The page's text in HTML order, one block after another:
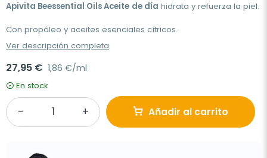
Apivita Beessential Oils Aceite de día hidrata y refuerza la piel.
Con propóleo y aceites esenciales cítricos.
Ver descripción completa
27,95 € 1,86 €/ml
En stock
Añadir al carrito